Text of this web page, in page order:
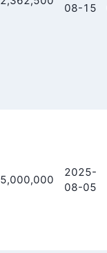
08-15
5,000,000
2025-
08-05